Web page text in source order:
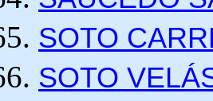
SOTO
SOTO